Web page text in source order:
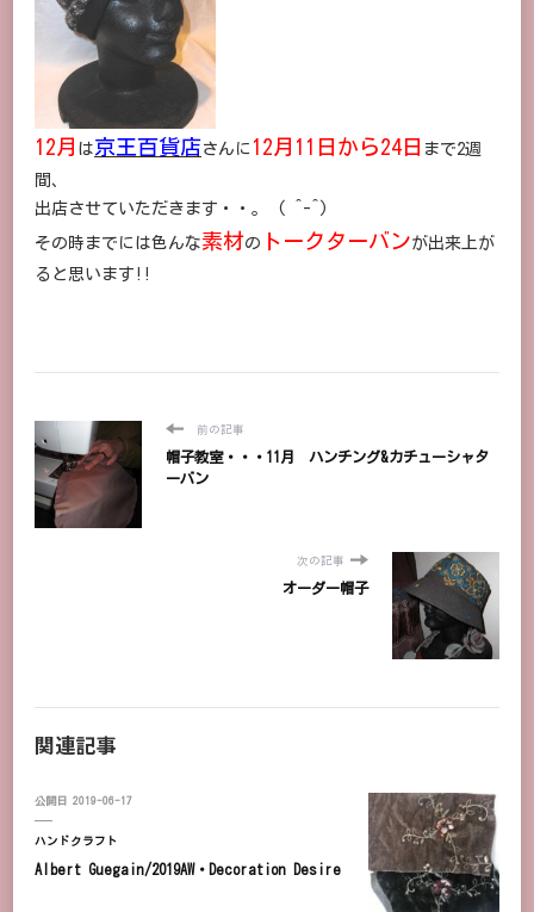
12月 は京王百貨店さんに 12月11日から24日 まで2週
間、
出店させていただきます・・。 ( ^-^)
その時までには色んな素材の トークターバンが出来上が
ると思います!!
前の記事
帽子教室・・・11月 ハンチング&カチューシャタ
ーバン
次の記事
オーダー帽子
関連記事
公開日 2019-06-17
ハンドクラフト
Albert Guegain/2019AW・Decoration Desire